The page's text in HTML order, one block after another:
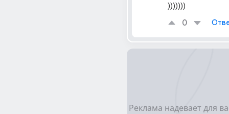
)))))))
0